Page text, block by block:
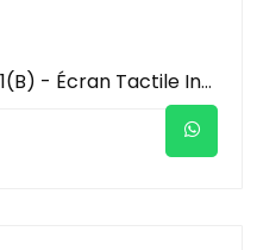
Hikvision DS-KH9510-WTE1(B) - Écran Tactile Intérieur 10.1" Android pour Interphone Vidéo IP - Déverrouillage de Porte - Hub Centralisé Hik-Connect & AX PRO - Wi-Fi & PoE - 8 Entrées Alarme